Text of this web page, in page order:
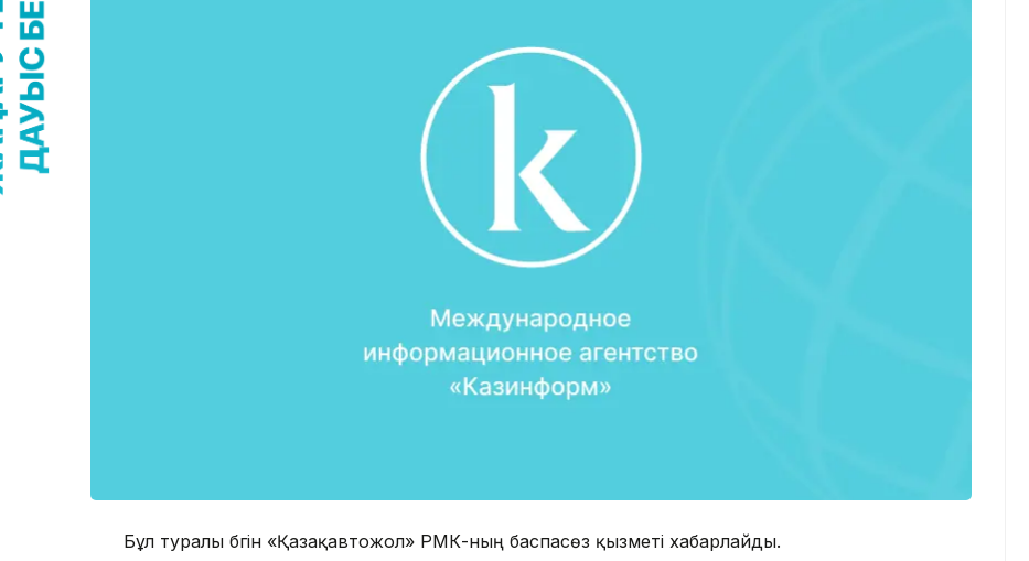
Бұл туралы бүгін «Қазақавтожол» РМК-ның баспасөз қызметі хабарлайды.